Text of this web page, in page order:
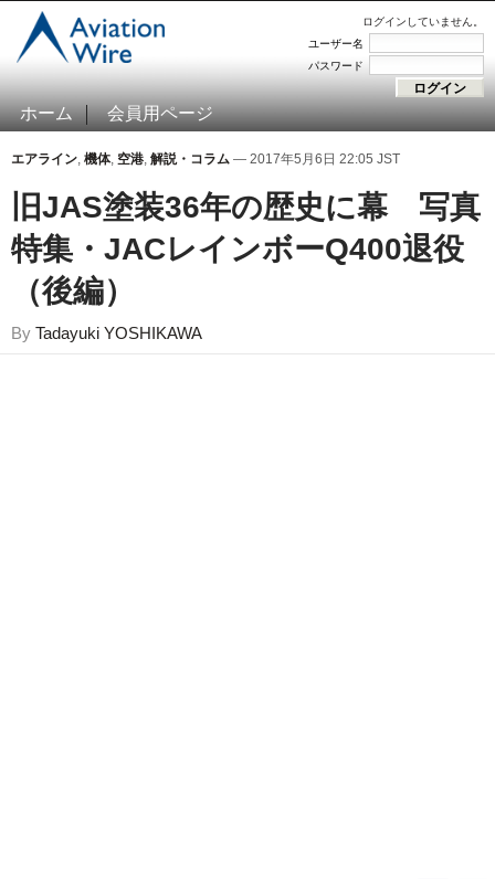
ログインしていません。
ユーザー名
パスワード
ホーム 会員用ページ
エアライン, 機体, 空港, 解説・コラム — 2017年5月6日 22:05 JST
旧JAS塗装36年の歴史に幕 写真
特集・JACレインボーQ400退役
（後編）
By Tadayuki YOSHIKAWA